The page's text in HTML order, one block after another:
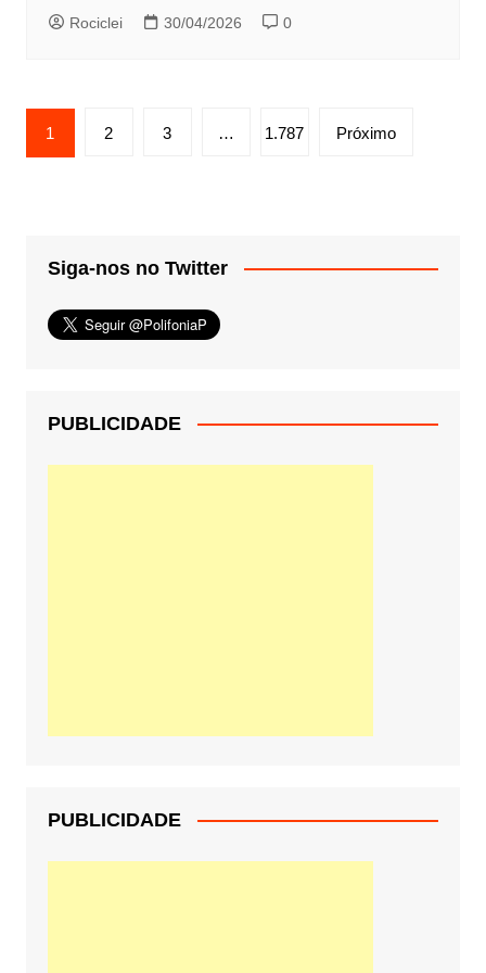
Rociclei 30/04/2026 0
Paginação
de
1 2 3 … 1.787 Próximo
Siga-nos no Twitter
PUBLICIDADE
PUBLICIDADE